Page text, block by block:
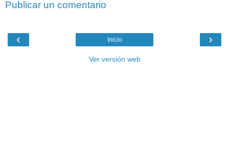
Publicar un comentario
‹ ›
Inicio
Ver versión web